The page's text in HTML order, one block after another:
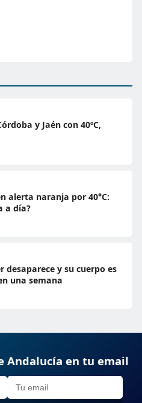
y Jaén con 40ºC,
alerta naranja por 40°C:
a día?
desaparece y su cuerpo es
una semana
Andalucía en tu email